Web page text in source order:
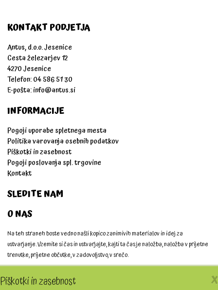
KONTAKT PODJETJA
Antus, d.o.o. Jesenice
Cesta železarjev 12
4270 Jesenice
Telefon: 04 586 51 30
E-pošta:info@antus.si
INFORMACIJE
Pogoji uporabe spletnega mesta
Politika varovanja osebnih podatkov
Piškotki in zasebnost
Pogoji poslovanja spl. trgovine
Kontakt
SLEDITE NAM
O NAS
Na teh straneh boste vedno našli kopico zanimivih materialov in idej za
ustvarjanje. Vzemite si čas in ustvarjajte, kajti ta čas je naložba, naložba v prijetne
trenutke, prijetne občutke, v zadovoljstvo, v srečo.
Ustvarjajmo skupaj! X
Piškotki in zasebnost